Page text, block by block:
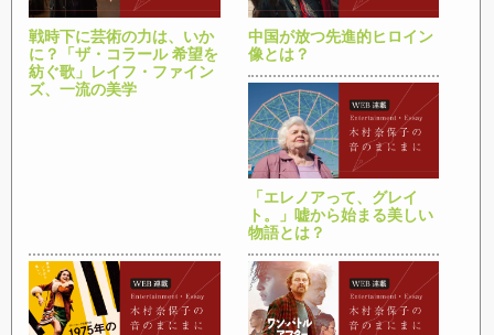
戦時下に芸術の力は、いか
に？「ザ・コラール 希望を
紡ぐ歌」レイフ・ファイン
ズ、一流の美学
中国が放つ先進的ヒロイン
像とは？
「エレノアって、グレイ
ト。」嘘から始まる美しい
物語とは？